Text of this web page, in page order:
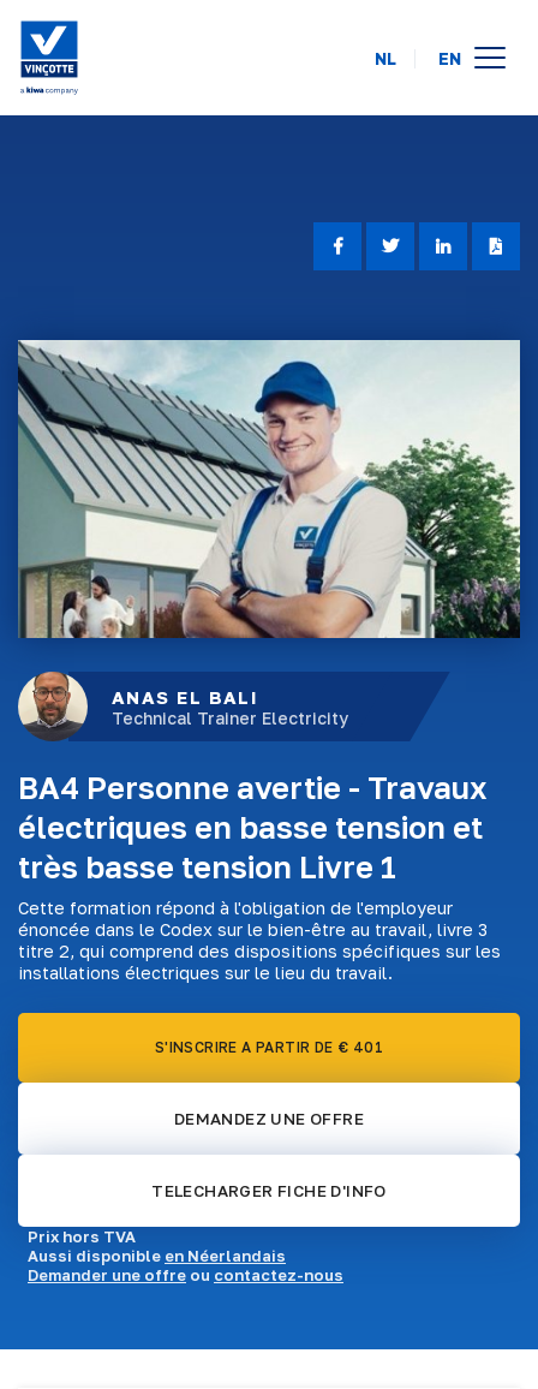
calendrier des formations
FAQ
contact
NL EN
ANAS EL BALI
Technical Trainer Electricity
BA4 Personne avertie - Travaux
électriques en basse tension et
très basse tension Livre 1
Cette formation répond à l'obligation de l'employeur
énoncée dans le Codex sur le bien-être au travail, livre 3
titre 2, qui comprend des dispositions spécifiques sur les
installations électriques sur le lieu du travail.
S'INSCRIRE A PARTIR DE € 401
DEMANDEZ UNE OFFRE
TELECHARGER FICHE D'INFO
Prix hors TVA
Aussi disponible en Néerlandais
Demander une offre ou contactez-nous